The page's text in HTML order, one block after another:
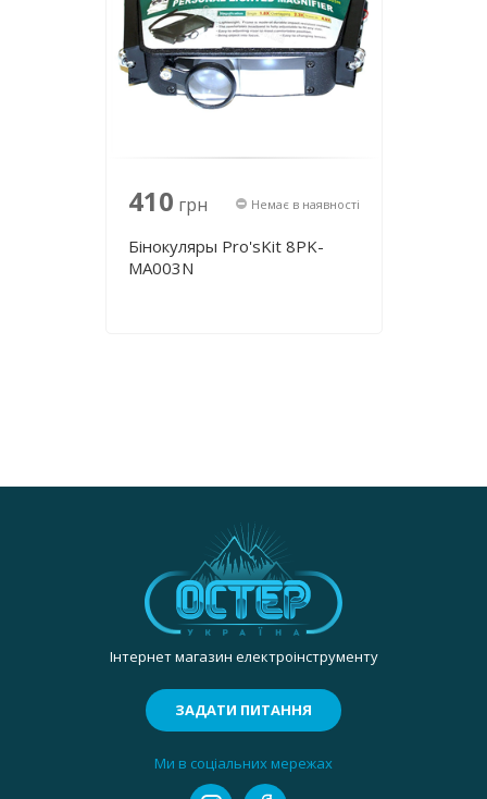
410 грн Немає в наявності
Бінокуляры Pro'sKit 8PK-
MA003N
Інтернет магазин електроінструменту
ЗАДАТИ ПИТАННЯ
Ми в соціальних мережах